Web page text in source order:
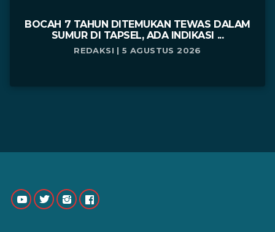
BOCAH 7 TAHUN DITEMUKAN TEWAS DALAM
SUMUR DI TAPSEL, ADA INDIKASI ...
REDAKSI | 5 AGUSTUS 2026